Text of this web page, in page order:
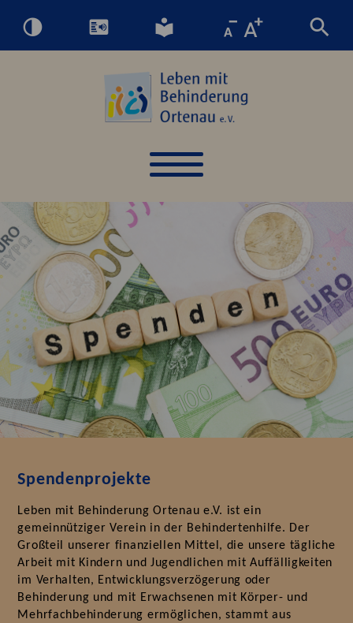
Spendenprojekte
Leben mit Behinderung Ortenau e.V. ist ein
gemeinnütziger Verein in der Behindertenhilfe. Der
Großteil unserer finanziellen Mittel, die unsere tägliche
Arbeit mit Kindern und Jugendlichen mit Auffälligkeiten
im Verhalten, Entwicklungsverzögerung oder
Behinderung und mit Erwachsenen mit Körper- und
Mehrfachbehinderung ermöglichen, stammt aus